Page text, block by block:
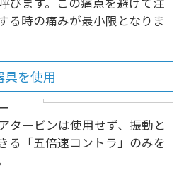
びます。この痛点を避けて注
る時の痛みが最小限となりま
を使用
タービンは使用せず、振動と
る「五倍速コントラ」のみを